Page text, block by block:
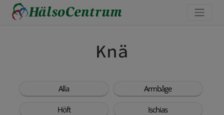
Knä
Alla Armbåge
Höft Ischias